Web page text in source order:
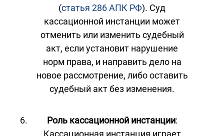
(статья 286 АПК РФ). Суд
кассационной инстанции может
отменить или изменить судебный
акт, если установит нарушение
норм права, и направить дело на
новое рассмотрение, либо оставить
судебный акт без изменения.
Роль кассационной инстанции:
Кассационная инстанция играет